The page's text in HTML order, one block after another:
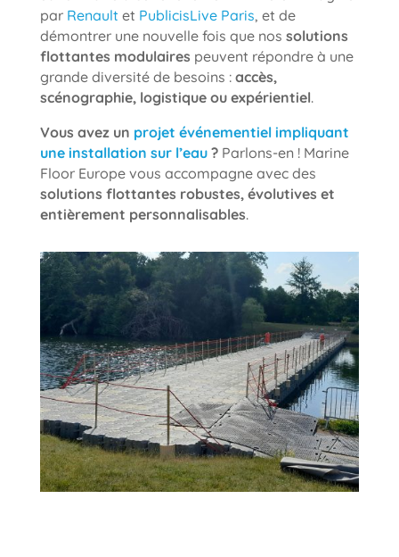
par Renaultet PublicisLive Paris, et de
démontrer une nouvelle fois que nos solutions
flottantes modulaires peuvent répondre à une
grande diversité de besoins : accès,
scénographie, logistique ou expérientiel.
Vous avez un projet événementiel impliquant
une installation sur l’eau?Parlons-en ! Marine
Floor Europe vous accompagne avec des
solutions flottantes robustes, évolutives et
entièrement personnalisables.